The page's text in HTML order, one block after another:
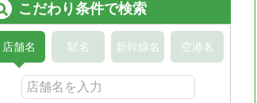
こだわり条件で検索
店舗名 駅名 新幹線名 空港名